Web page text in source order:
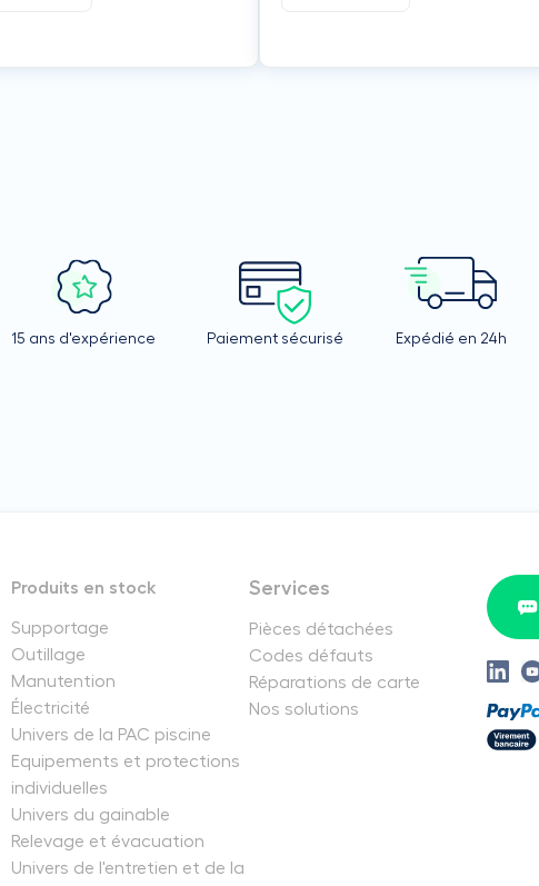
15 ans d'expérience Paiement sécurisé Expédié en 24h
Produits en stock
Supportage
Outillage
Manutention
Électricité
Univers de la PAC piscine
Equipements et protections
individuelles
Univers du gainable
Relevage et évacuation
Univers de l'entretien et de la
Services
Pièces détachées
Codes défauts
Réparations de carte
Nos solutions